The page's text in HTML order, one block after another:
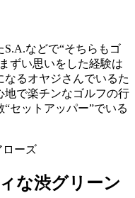
などで“そちらもゴ
ずい思いをした経験は
るオヤジさんでいるた
地で楽チンなゴルフの行
セットアッパー”でいる
ーズ
な渋グリーン